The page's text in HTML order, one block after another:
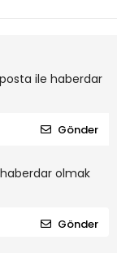
ile haberdar
Gönder
olmak
Gönder